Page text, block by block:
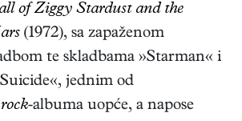
of Ziggy Stardust and the
(1972), sa zapaženom
te skladbama »Starman« i
jednim od
rock-albuma uopće, a napose